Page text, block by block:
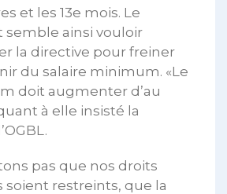
et les 13e mois. Le
ainsi vouloir
la directive pour freiner
du salaire minimum. «Le
doit augmenter d’au
à elle insisté la
pas que nos droits
restreints, que la